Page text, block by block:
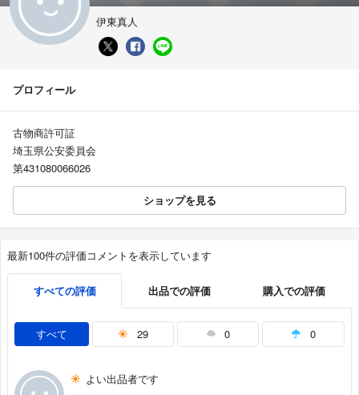
伊東真人
プロフィール
古物商許可証
埼玉県公安委員会
第431080066026
ショップを見る
最新100件の評価コメントを表示しています
すべての評価 出品での評価 購入での評価
すべて 29 0 0
よい出品者です